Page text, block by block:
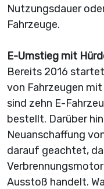
Nutzungsdauer
Fahrzeuge.
E-Umstieg mit
Bereits 2016
von Fahrzeugen
sind zehn E-
bestellt. Darüber
Neuanschaffung
darauf geachtet,
Ausstoß handelt.